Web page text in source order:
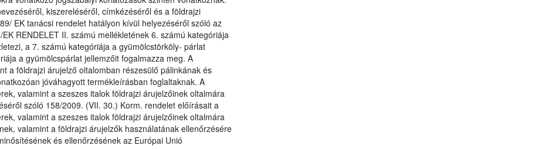
kiszereléséről, címkézéséről és a földrajzi
EK tanácsi rendelet hatályon kívül helyezéséről szóló az
RENDELET II. számú mellékletének 6. számú kategóriája
a 7. számú kategóriája a gyümölcstörköly- párlat
a gyümölcspárlat jellemzőit fogalmazza meg. A
a földrajzi árujelző oltalomban részesülő pálinkának és
jóváhagyott termékleírásban foglaltaknak. A
valamint a szeszes italok földrajzi árujelzőinek oltalmára
szóló 158/2009. (VII. 30.) Korm. rendelet előírásait a
valamint a szeszes italok földrajzi árujelzőinek oltalmára
valamint a földrajzi árujelzők használatának ellenőrzésére
és ellenőrzésének az Európai Unió